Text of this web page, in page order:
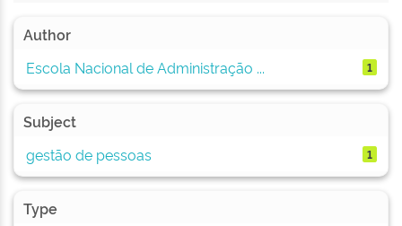
Author
Escola Nacional de Administração ...
1
Subject
gestão de pessoas
1
Type